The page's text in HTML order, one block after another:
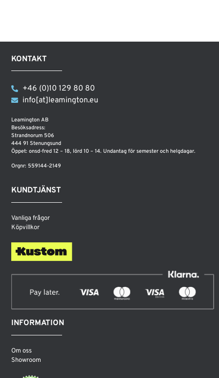
KONTAKT
+46 (0)10 129 80 80
info[at]leamington.eu
Leamington AB
Besöksadress:
Strandnorum 506
444 91 Stenungsund
Öppet: onsd-fred 12 – 18, lörd 10 – 14. Undantag för semester och helgdagar.
Orgnr: 559144-2149
KUNDTJÄNST
Vanliga frågor
Köpvillkor
INFORMATION
Om oss
Showroom